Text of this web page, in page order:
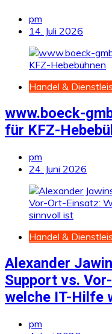
pm
14. Juli 2026
Handel &
www.boeck-
für KFZ-
pm
24. Juni 2026
Handel &
Alexander
Support vs.
welche IT-Hilfe
pm